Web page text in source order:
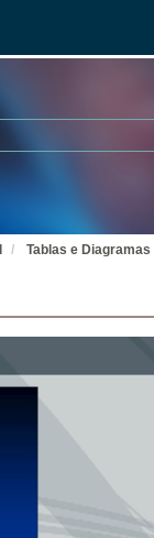
Tablas e Diagramas